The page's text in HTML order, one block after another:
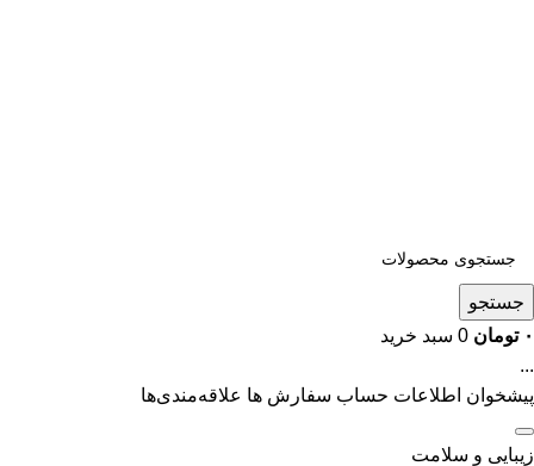
جستجو
۰ تومان 0 سبد خرید
...
پیشخوان اطلاعات حساب سفارش ها علاقه‌مندی‌ها
زیبایی و سلامت